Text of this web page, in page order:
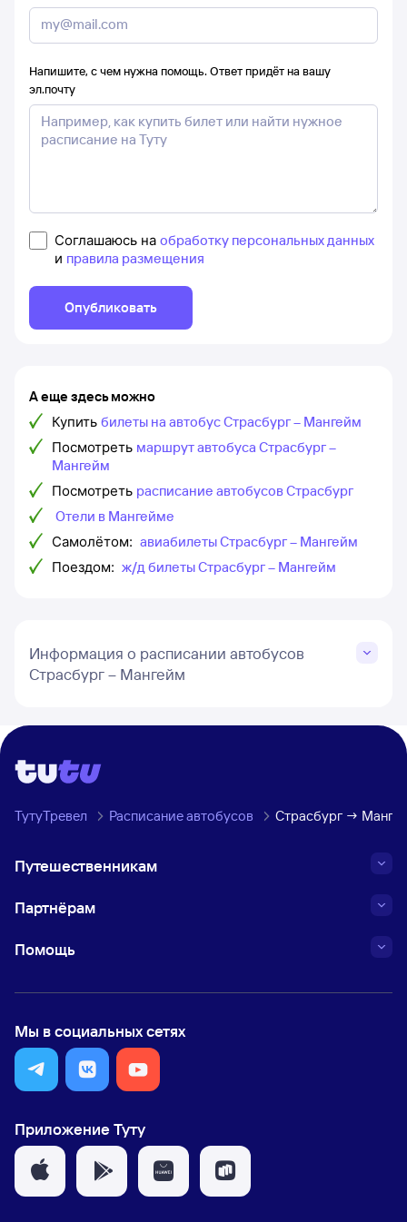
Напишите, с чем нужна помощь. Ответ придёт на вашу
эл.почту
Соглашаюсь на обработку персональных данных
и правила размещения
Опубликовать
А еще здесь можно
Купить билеты на автобус Страсбург – Мангейм
Посмотреть маршрут автобуса Страсбург –
Мангейм
Посмотреть расписание автобусов Страсбург
Отели в Мангейме
Самолётом: авиабилеты Страсбург – Мангейм
Поездом: ж/д билеты Страсбург – Мангейм
Информация о расписании автобусов
Страсбург – Мангейм
ТутуТревел Расписание автобусов Страсбург →
Путешественникам
Партнёрам
Помощь
Мы в социальных сетях
Приложение Туту